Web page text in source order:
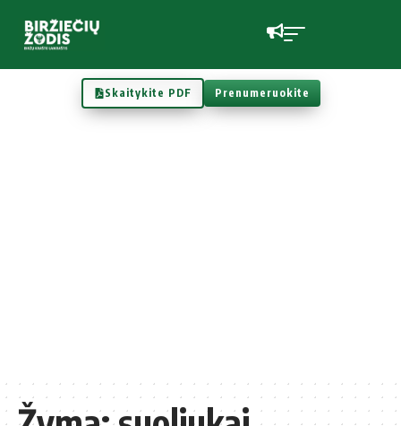
Skaitykite PDF Prenumeruokite